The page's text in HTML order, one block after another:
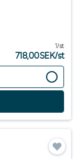
1/st
718,00SEK/st